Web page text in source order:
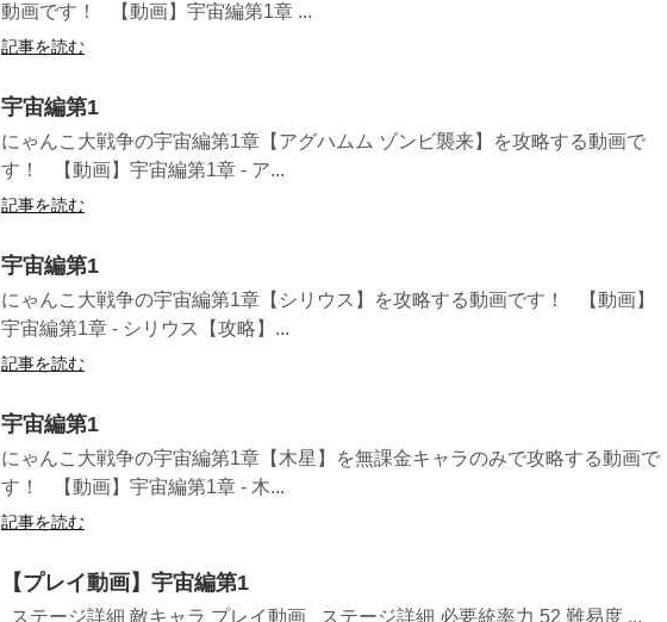
動画です！ 【動画】宇宙編第1章 ...
記事を読む
宇宙編第1
にゃんこ大戦争の宇宙編第1章【アグハムム ゾンビ襲来】を攻略する動画で
す！ 【動画】宇宙編第1章 - ア...
記事を読む
宇宙編第1
にゃんこ大戦争の宇宙編第1章【シリウス】を攻略する動画です！ 【動画】
宇宙編第1章 - シリウス【攻略】...
記事を読む
宇宙編第1
にゃんこ大戦争の宇宙編第1章【木星】を無課金キャラのみで攻略する動画で
す！ 【動画】宇宙編第1章 - 木...
記事を読む
【プレイ動画】宇宙編第1
ステージ詳細 敵キャラ プレイ動画 ステージ詳細 必要統率力 52 難易度 ...